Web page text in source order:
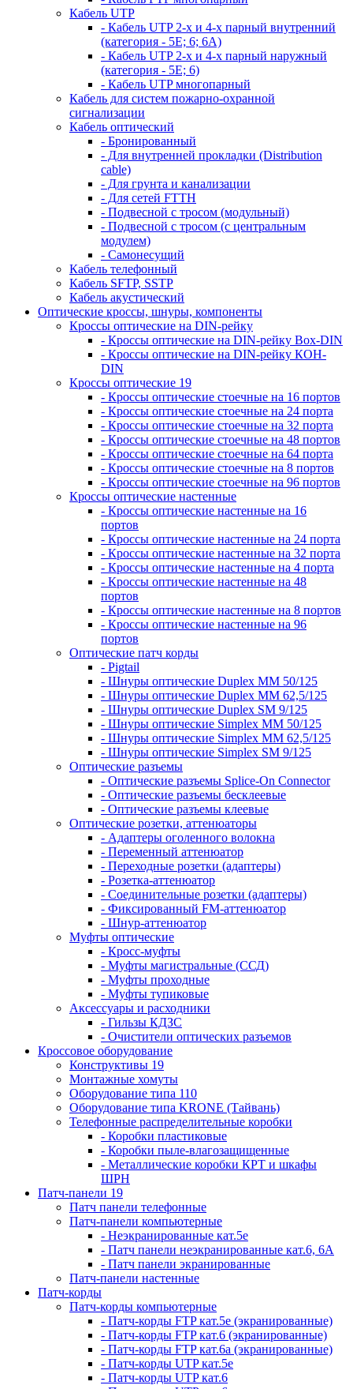
Кабель UTP
- Кабель UTP 2-х и 4-х парный внутренний
(категория - 5Е; 6; 6А)
- Кабель UTP 2-х и 4-х парный наружный
(категория - 5Е; 6)
- Кабель UTP многопарный
Кабель для систем пожарно-охранной
сигнализации
Кабель оптический
- Бронированный
- Для внутренней прокладки (Distribution
cable)
- Для грунта и канализации
- Для сетей FTTH
- Подвесной с тросом (модульный)
- Подвесной с тросом (с центральным
модулем)
- Самонесущий
Кабель телефонный
Кабель SFTP, SSTP
Кабель акустический
Оптические кроссы, шнуры, компоненты
Кроссы оптические на DIN-рейку
- Кроссы оптические на DIN-рейку Box-DIN
- Кроссы оптические на DIN-рейку КОН-
DIN
Кроссы оптические 19
- Кроссы оптические стоечные на 16 портов
- Кроссы оптические стоечные на 24 порта
- Кроссы оптические стоечные на 32 порта
- Кроссы оптические стоечные на 48 портов
- Кроссы оптические стоечные на 64 порта
- Кроссы оптические стоечные на 8 портов
- Кроссы оптические стоечные на 96 портов
Кроссы оптические настенные
- Кроссы оптические настенные на 16
портов
- Кроссы оптические настенные на 24 порта
- Кроссы оптические настенные на 32 порта
- Кроссы оптические настенные на 4 порта
- Кроссы оптические настенные на 48
портов
- Кроссы оптические настенные на 8 портов
- Кроссы оптические настенные на 96
портов
Оптические патч корды
- Pigtail
- Шнуры оптические Duplex MM 50/125
- Шнуры оптические Duplex MM 62,5/125
- Шнуры оптические Duplex SM 9/125
- Шнуры оптические Simplex MM 50/125
- Шнуры оптические Simplex MM 62,5/125
- Шнуры оптические Simplex SM 9/125
Оптические разъемы
- Оптические разъемы Splice-On Connector
- Оптические разъемы бесклеевые
- Оптические разъемы клеевые
Оптические розетки, аттенюаторы
- Адаптеры оголенного волокна
- Переменный аттенюатор
- Переходные розетки (адаптеры)
- Розетка-аттенюатор
- Соединительные розетки (адаптеры)
- Фиксированный FM-аттенюатор
- Шнур-аттенюатор
Муфты оптические
- Кросс-муфты
- Муфты магистральные (ССД)
- Муфты проходные
- Муфты тупиковые
Аксессуары и расходники
- Гильзы КДЗС
- Очистители оптических разъемов
Кроссовое оборудование
Конструктивы 19
Монтажные хомуты
Оборудование типа 110
Оборудование типа KRONE (Тайвань)
Телефонные распределительные коробки
- Коробки пластиковые
- Коробки пыле-влагозащищенные
- Металлические коробки КРТ и шкафы
ШРН
Патч-панели 19
Патч панели телефонные
Патч-панели компьютерные
- Неэкранированные кат.5е
- Патч панели неэкранированные кат.6, 6А
- Патч панели экранированные
Патч-панели настенные
Патч-корды
Патч-корды компьютерные
- Патч-корды FTP кат.5е (экранированные)
- Патч-корды FTP кат.6 (экранированные)
- Патч-корды FTP кат.6а (экранированные)
- Патч-корды UTP кат.5е
- Патч-корды UTP кат.6